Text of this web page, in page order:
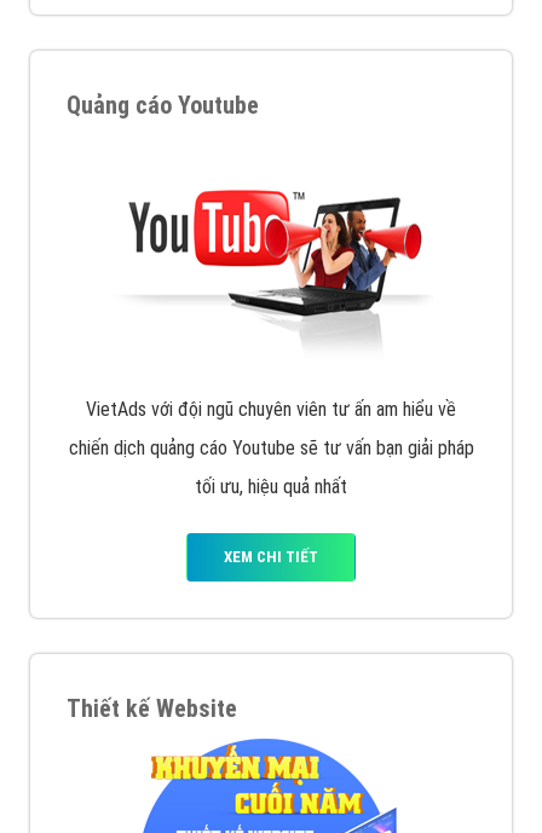
Quảng cáo Youtube
VietAds với đội ngũ chuyên viên tư ấn am hiểu về
chiến dịch quảng cáo Youtube sẽ tư vấn bạn giải pháp
tối ưu, hiệu quả nhất
XEM CHI TIẾT
Thiết kế Website